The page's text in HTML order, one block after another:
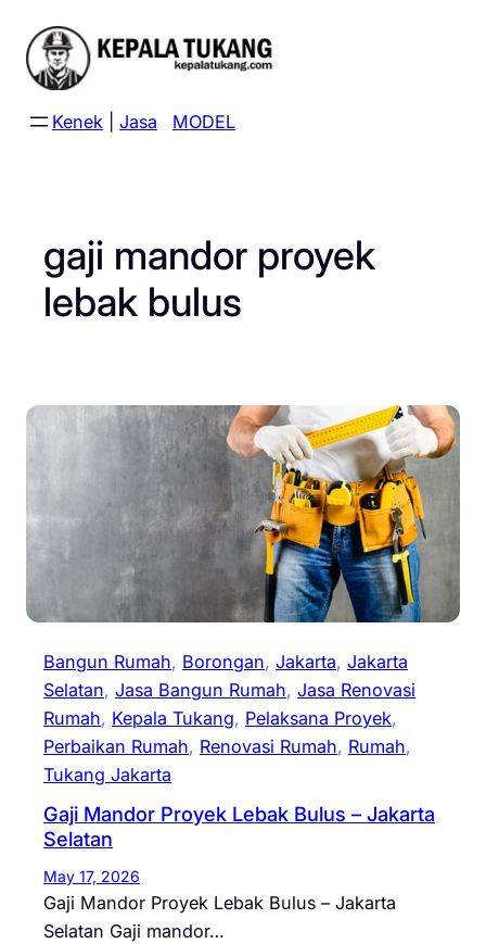
content
Kenek Jasa MODEL
gaji mandor proyek
lebak bulus
Bangun Rumah, Borongan, Jakarta, Jakarta
Selatan, Jasa Bangun Rumah, Jasa Renovasi
Rumah, Kepala Tukang, Pelaksana Proyek
Perbaikan Rumah, Renovasi Rumah, Rumah
Tukang Jakarta
Gaji Mandor Proyek Lebak Bulus – Jakarta
Selatan
May 17, 2026
Gaji Mandor Proyek Lebak Bulus – Jakarta
Selatan Gaji mandor…